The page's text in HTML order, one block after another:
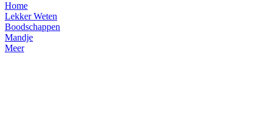
Home
Lekker Weten
Boodschappen
Mandje
Meer